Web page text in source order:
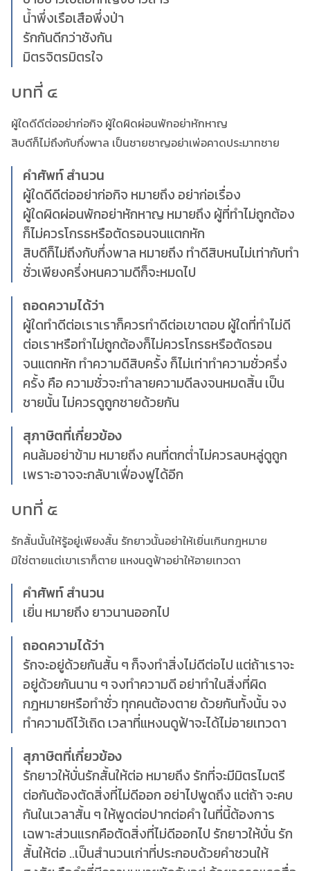
น้ำพึ่งเรือเสือพึ่งป่า
รักกันดีกว่าชังกัน
มิตรจิตรมิตรใจ
บทที่ ๔
ผู้ใดดีดีต่ออย่าก่อกิจ ผู้ใดผิดผ่อนพักอย่าหักหาญ
สิบดีก็ไม่ถึงกับกึ่งพาล เป็นชายชาญอย่าเพ่อคาดประมาทชาย
คำศัพท์ สำนวน
ผู้ใดดีดีต่ออย่าก่อกิจ หมายถึง อย่าก่อเรื่อง
ผู้ใดผิดผ่อนพักอย่าหักหาญ หมายถึง ผู้ที่ทำไม่ถูกต้อง
ก็ไม่ควรโกรธหรือตัดรอนจนแตกหัก
สิบดีก็ไม่ถึงกับกึ่งพาล หมายถึง ทำดีสิบหนไม่เท่ากับทำ
ชั่วเพียงครึ่งหนความดีก็จะหมดไป
ถอดความได้ว่า
ผู้ใดทำดีต่อเราเราก็ควรทำดีต่อเขาตอบ ผู้ใดที่ทำไม่ดี
ต่อเราหรือทำไม่ถูกต้องก็ไม่ควรโกรธหรือตัดรอน
จนแตกหัก ทำความดีสิบครั้ง ก็ไม่เท่าทำความชั่วครึ่ง
ครั้ง คือ ความชั่วจะทำลายความดีลงจนหมดสิ้น เป็น
ชายนั้น ไม่ควรดูถูกชายด้วยกัน
สุภาษิตที่เกี่ยวข้อง
คนล้มอย่าข้าม หมายถึง คนที่ตกต่ำไม่ควรลบหลู่ดูถูก
เพราะอาจจะกลับาเฟื่องฟูได้อีก
บทที่ ๕
รักสั้นนั้นให้รู้อยู่เพียงสั้น รักยาวนั้นอย่าให้เยิ่นเกินกฎหมาย
มิใช่ตายแต่เขาเราก็ตาย แหงนดูฟ้าอย่าให้อายเทวดา
คำศัพท์ สำนวน
เยิ่น หมายถึง ยาวนานออกไป
ถอดความได้ว่า
รักจะอยู่ด้วยกันสั้น ๆ ก็จงทำสิ่งไม่ดีต่อไป แต่ถ้าเราจะ
อยู่ด้วยกันนาน ๆ จงทำความดี อย่าทำในสิ่งที่ผิด
กฎหมายหรือทำชั่ว ทุกคนต้องตาย ด้วยกันทั้งนั้น จง
ทำความดีไว้เถิด เวลาที่แหงนดูฟ้าจะได้ไม่อายเทวดา
สุภาษิตที่เกี่ยวข้อง
รักยาวให้บั่นรักสั้นให้ต่อ หมายถึง รักที่จะมีมิตรไมตรี
ต่อกันต้องตัดสิ่งที่ไม่ดีออก อย่าไปพูดถึง แต่ถ้า จะคบ
กันในเวลาสั้น ๆ ให้พูดต่อปากต่อคำ ในที่นี้ต้องการ
เฉพาะส่วนแรกคือตัดสิ่งที่ไม่ดีออกไป รักยาวให้บั่น รัก
สั้นให้ต่อ ..เป็นสำนวนเก่าที่ประกอบด้วยคำชวนให้